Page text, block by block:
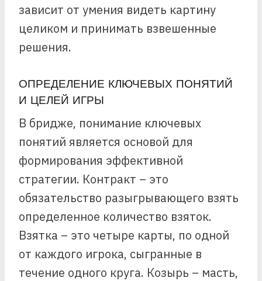
зависит от умения видеть картину
целиком и принимать взвешенные
решения.
ОПРЕДЕЛЕНИЕ КЛЮЧЕВЫХ ПОНЯТИЙ
И ЦЕЛЕЙ ИГРЫ
В бридже, понимание ключевых
понятий является основой для
формирования эффективной
стратегии. Контракт – это
обязательство разыгрывающего взять
определенное количество взяток.
Взятка – это четыре карты, по одной
от каждого игрока, сыгранные в
течение одного круга. Козырь – масть,